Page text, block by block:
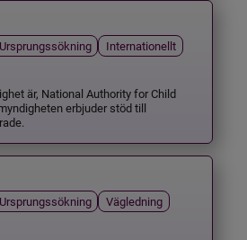
Ursprungssökning
Internationellt
är, National Authority for Child
erbjuder stöd till
Ursprungssökning
Vägledning